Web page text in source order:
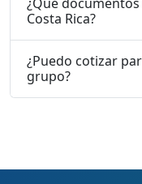
Costa Rica?
¿Puedo cotizar
grupo?